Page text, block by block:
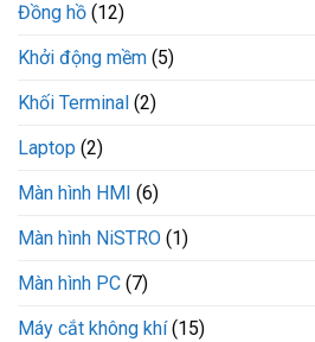
Đồng hồ (12)
Khởi động mềm (5)
Khối Terminal (2)
Laptop (2)
Màn hình HMI (6)
Màn hình NiSTRO (1)
Màn hình PC (7)
Máy cắt không khí(15)